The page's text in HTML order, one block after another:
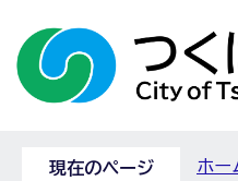
現在のページ ホー